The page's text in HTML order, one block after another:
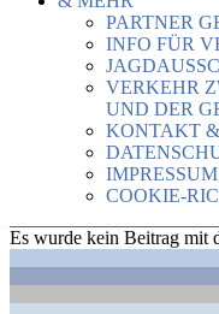
PARTNER
INFO FÜR
VERKEHR
UND DER
KONTAKT
IMPRESSUM
COOKIE-
Es wurde kein Beitrag mit